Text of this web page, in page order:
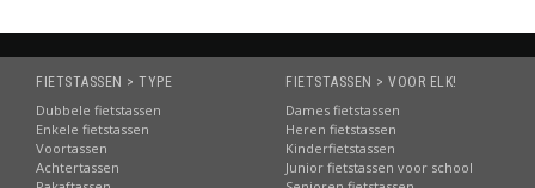
FIETSTASSEN > TYPE
Dubbele fietstassen
Enkele fietstassen
Voortassen
Achtertassen
FIETSTASSEN > VOOR ELK!
Dames fietstassen
Heren fietstassen
Kinderfietstassen
Junior fietstassen voor school